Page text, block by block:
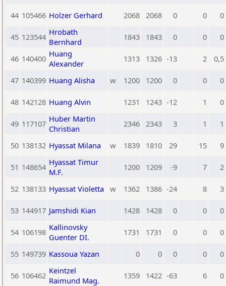
44 105466 Holzer Gerhard 2068 2068 0 0 0
45 123544 Hrobath
Bernhard
1843 1843 0 0 0
46 140400 Huang
Alexander
1313 1326 -13 2 0,5
47 140399 Huang Alisha w 1200 1200 0 0 0
48 142128 Huang Alvin 1231 1243 -12 1 0
49 117107 Huber Martin
Christian
2346 2343 3 1 1
50 138132 Hyassat Milana w 1839 1810 29 15 9
51 148654 Hyassat Timur
M.F.
1200 1209 -9 7 2
52 138133 Hyassat Violetta w 1362 1386 -24 8 3
53 144917 Jamshidi Kian 1428 1428 0 0 0
54 106198 Kallinovsky
Guenter DI.
1731 1731 0 0 0
55 149739 Kassoua Yazan 0 0 0 0 0
56 106462 Keintzel
Raimund Mag.
1359 1422 -63 6 0